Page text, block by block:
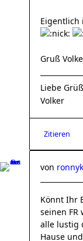
Eigentlich
Gruß
Liebe
Volker
Zitieren
von
Könnt Ihr
seinen FR
alle lustig
Hause